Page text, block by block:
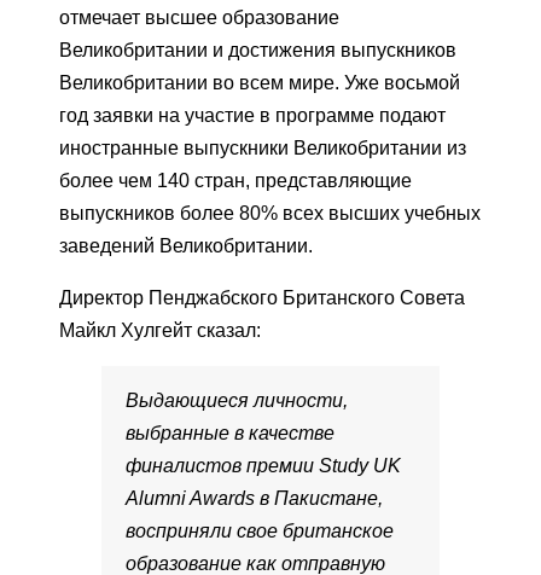
отмечает высшее образование
Великобритании и достижения выпускников
Великобритании во всем мире. Уже восьмой
год заявки на участие в программе подают
иностранные выпускники Великобритании из
более чем 140 стран, представляющие
выпускников более 80% всех высших учебных
заведений Великобритании.
Директор Пенджабского Британского Совета
Майкл Хулгейт сказал:
Выдающиеся личности,
выбранные в качестве
финалистов премии Study UK
Alumni Awards в Пакистане,
восприняли свое британское
образование как отправную